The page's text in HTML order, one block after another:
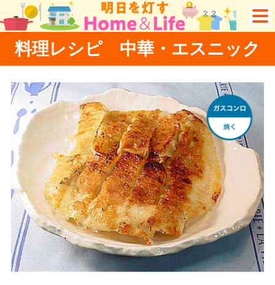
料理レシピ 中華・エスニック